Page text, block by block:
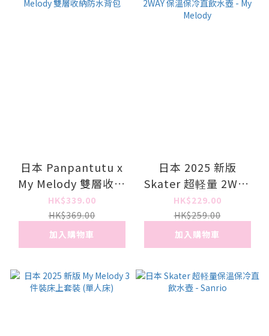
日本 Panpantutu x
My Melody 雙層收納
防水背包
HK$339.00
HK$369.00
加入購物車
日本 2025 新版
Skater 超軽量 2WAY
保溫保冷直飲水壺 -
My Melody
HK$229.00
HK$259.00
加入購物車